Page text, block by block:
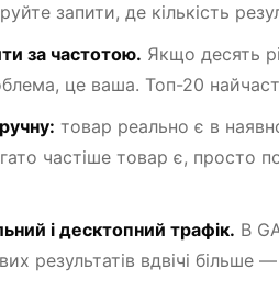
запити, де кількість
за частотою. Якщо десять
це ваша. Топ-20
товар реально є в
частіше товар є,
і десктопний трафік. В
результатів вдвічі